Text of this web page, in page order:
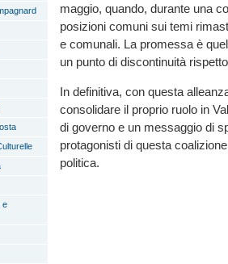
e
maggio, quando, durante una
posizioni comuni sui temi
e comunali. La promessa è
un punto di discontinuità
In definitiva, con questa
consolidare il proprio ruolo in
di governo e un messaggio di
protagonisti di questa
politica.